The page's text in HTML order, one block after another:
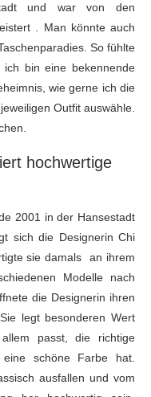
und war von den
. Man könnte auch
So fühlte
bin eine bekennende
wie gerne ich die
Outfit auswähle.
hochwertige
2001 in der Hansestadt
sich die Designerin Chi
sie damals an ihrem
Modelle nach
die Designerin ihren
legt besonderen Wert
passt, die richtige
schöne Farbe hat.
ausfallen und vom